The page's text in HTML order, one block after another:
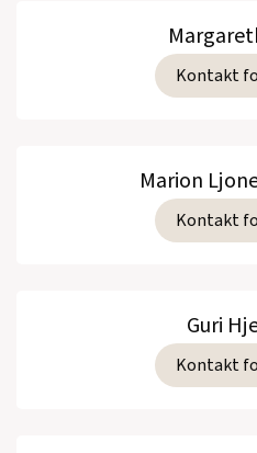
Kontakt
Marion
Kontakt
Guri
Kontakt